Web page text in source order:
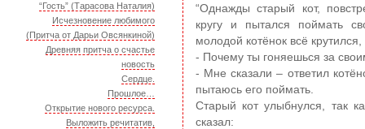
“Гость” (Тарасова Наталия)
Исчезновение любимого
(Притча от Дарьи Овсянкиной)
Древняя притча о счастье
новость
Сердце.
Прошлое…
Открытие нового ресурса.
Выложить речитатив,
“Однажды старый кот,
кругу и пытался поймать
молодой котёнок всё
- Почему ты гоняешься за
- Мне сказали – ответил
пытаюсь его поймать.
Старый кот улыбнулся, так
сказал: